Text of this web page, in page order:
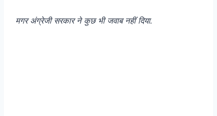
मगर अंग्रेजी सरकार ने कुछ भी जवाब नहीं दिया.